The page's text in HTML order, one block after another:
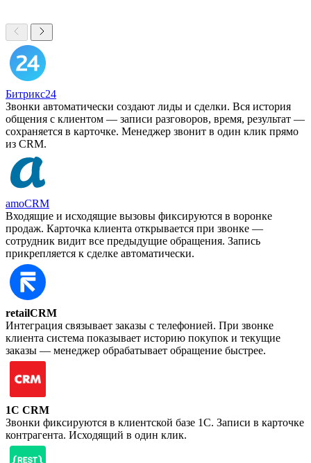
Битрикс24
Звонки автоматически создают лиды и сделки. Вся история
общения с клиентом — записи разговоров, время, результат —
сохраняется в карточке. Менеджер звонит в один клик прямо
из CRM.
amoCRM
Входящие и исходящие вызовы фиксируются в воронке
продаж. Карточка клиента открывается при звонке —
сотрудник видит все предыдущие обращения. Запись
прикрепляется к сделке автоматически.
retailCRM
Интеграция связывает заказы с телефонией. При звонке
клиента система показывает историю покупок и текущие
заказы — менеджер обрабатывает обращение быстрее.
1C CRM
Звонки фиксируются в клиентской базе 1С. Записи в карточке
контрагента. Исходящий в один клик.